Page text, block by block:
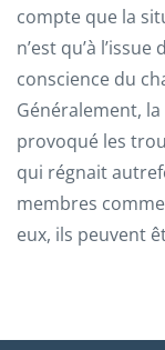
compte que la
n’est qu’à
conscience du
Généralement,
provoqué les
qui régnait
membres
eux, ils peuvent